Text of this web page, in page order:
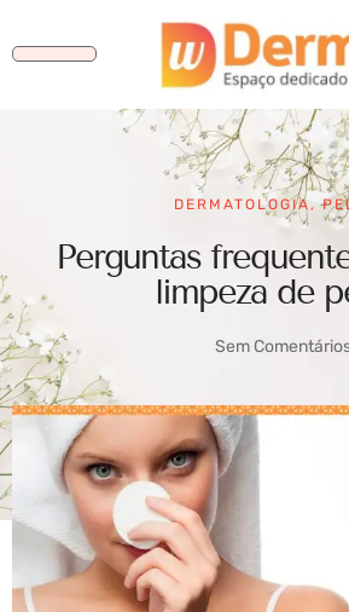
DERMATOLOGIA,
Perguntas
limpeza de
Sem